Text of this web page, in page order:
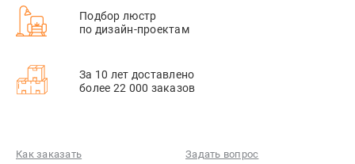
Подбор люстр
по дизайн-проектам
За 10 лет доставлено
более 22 000 заказов
Как заказать Задать вопрос